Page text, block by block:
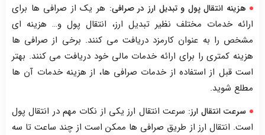
هزینه انتقال پول و تبدیل ارز در صرافی: هر یک از صرافی ها برای
ارائه خدمات مختلف نظیر تبدیل ارز، انتقال پول و… هزینه ای
مشخص را به عنوان کارمزد دریافت می کنند. برخی از صرافی ها
هزینه کمتری را برای ارائه خدمات مالی خود دریافت می کنند. بهتر
است قبل از استفاده از خدمات صرافی ها، از هزینه خدمات آن ها
مطلع شوید.
سرعت انتقال ارز: سرعت انتقال ارز یکی از نکات مهم در انتقال پول
است. انتقال ارز از طریق صرافی ها ممکن است از چند ساعت تا سه